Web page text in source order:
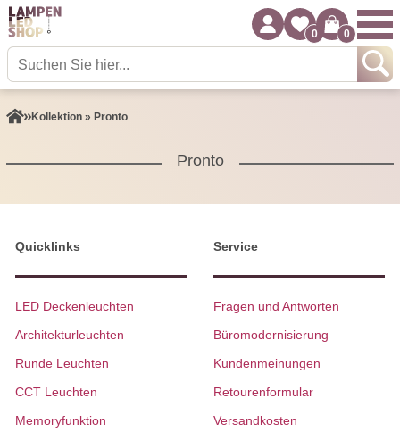
0 0
Kollektion » Pronto
Pronto
Quicklinks
LED Deckenleuchten
Architekturleuchten
Runde Leuchten
CCT Leuchten
Memoryfunktion
Service
Fragen und Antworten
Büromodernisierung
Kundenmeinungen
Retourenformular
Versandkosten